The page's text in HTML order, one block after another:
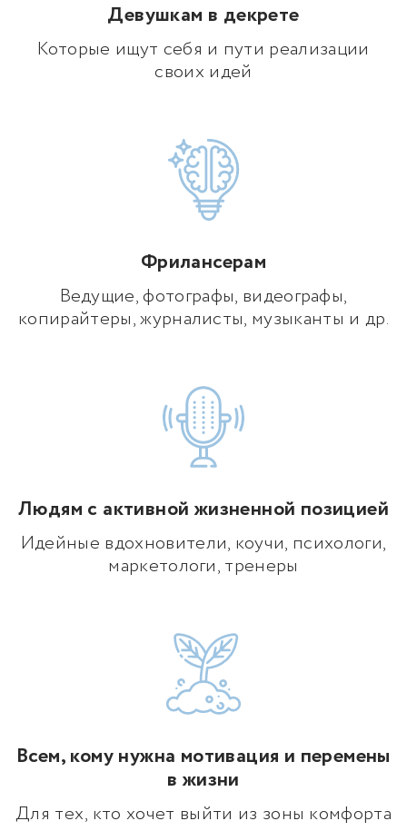
Девушкам в декрете
Которые ищут себя и пути реализации
своих идей
Фрилансерам
Ведущие, фотографы, видеографы,
копирайтеры, журналисты, музыканты и др.
Людям с активной жизненной позицией
Идейные вдохновители, коучи, психологи,
маркетологи, тренеры
Всем, кому нужна мотивация и перемены
в жизни
Для тех, кто хочет выйти из зоны комфорта